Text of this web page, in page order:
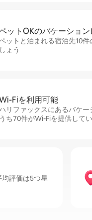
ットOKのバ⁠ケ⁠ー⁠シ⁠ョ⁠
ットと泊まれる宿泊先10件
しょう
Fiを利⁠用⁠可⁠能
リファックスにあるバケ
うち70件がWi-Fiを提供して
評価は5つ星